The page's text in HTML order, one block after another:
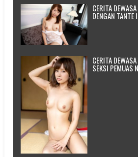
CERITA
DENGAN TANTE
CERITA
SEKSI PEMUAS